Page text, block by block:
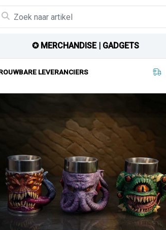
✪ MERCHANDISE | GADGETS
LEVERANCIERS